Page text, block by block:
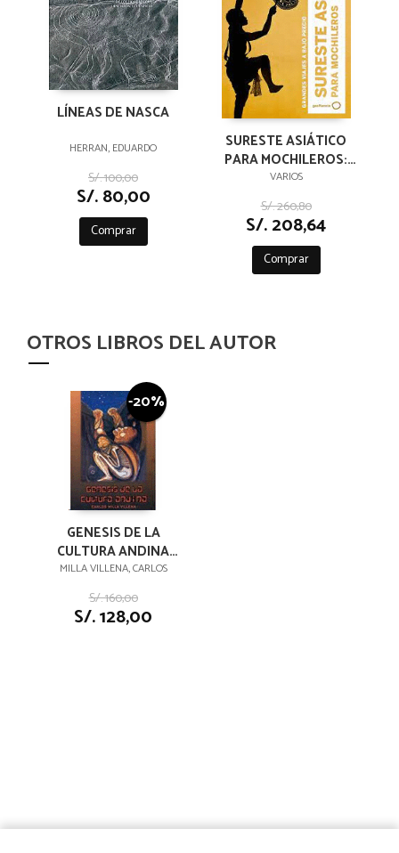
LÍNEAS DE NASCA
HERRAN, EDUARDO
S/. 100,00
S/. 80,00
Comprar
SURESTE ASIÁTICO
PARA MOCHILEROS:
GRANDES VIAJES A
BAJO PRECIO LONELY
PLANET
VARIOS
S/. 260,80
S/. 208,64
Comprar
OTROS LIBROS DEL AUTOR
-20%
GENESIS DE LA
CULTURA ANDINA
6TA EDICIÓN
MILLA VILLENA, CARLOS
S/. 160,00
S/. 128,00